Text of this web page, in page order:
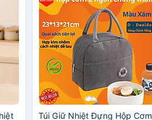
Túi Giữ Nhiệt Đựng Hộp Cơm